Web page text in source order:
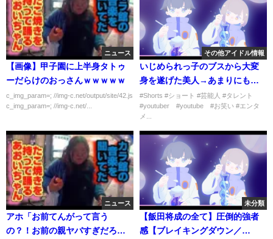
ニュース
【画像】甲子園に上半身タトゥ
ーだらけのおっさんｗｗｗｗｗ
c_img_param=; //img-c.net/output/site/42.js
c_img_param=; //img-c.net/...
その他アイドル情報
いじめられっ子のブスから大変
身を遂げた美人→あまりにも凄
すぎた
#Shorts #ショート #芸能人 #タレント
#youtuber #youtube #お笑い #エンタ
メ...
ニュース
アホ「お前てんがって言う
の？！お前の親ヤバすぎだろ
未分類
【飯田将成の全て】圧倒的強者
感【ブレイキングダウン／